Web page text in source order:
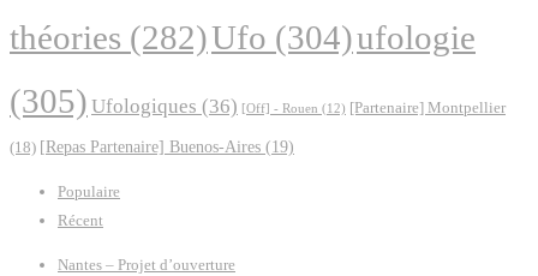
théories (282)Ufo (304)ufologie
(305) Ufologiques (36) [Off] - Rouen (12) [Partenaire] Montpellier
(18) [Repas Partenaire] Buenos-Aires (19)
Populaire
Récent
Nantes – Projet d’ouverture